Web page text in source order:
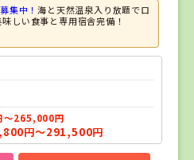
集中！海と天然温泉入り放題でロ
しい食事と専用宿舎完備！
265,000円
円～291,500円